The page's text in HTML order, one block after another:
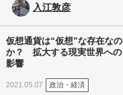
入江敦彦
仮想通貨は“仮想”な存在なの
か？ 拡大する現実世界への
影響
2021.05.07 政治・経済